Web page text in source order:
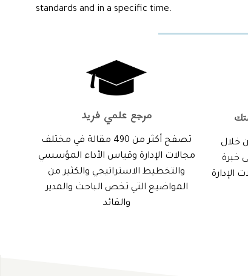
standards and in a specific time.
خلال
خبرة
مرجع علمي فريد
تصفح أكثر من 490 مقالة في مختلف
مجالات الإدارة وقياس الأداء المؤسسي
والتخطيط الاستراتيجي والكثير من
المواضيع التي تخص الباحث والمدير
والقائد